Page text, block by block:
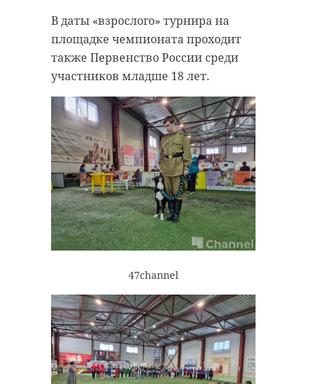
В даты «взрослого» турнира на
площадке чемпионата проходит
также Первенство России среди
участников младше 18 лет.
47channel